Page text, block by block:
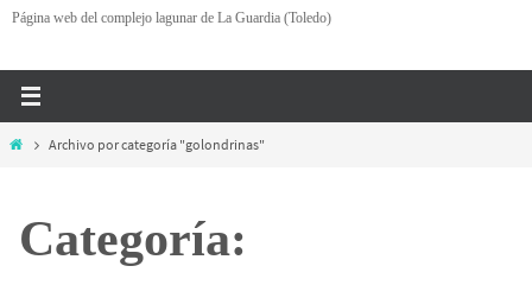
Página web del complejo lagunar de La Guardia (Toledo)
InicioArchivo por categoría "golondrinas"
Categoría: